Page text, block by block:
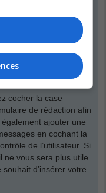
à mon message ?
vous devez
de contrôle de
cocher la case
de rédaction afin
ajouter une
en cochant la
de l’utilisateur. Si
ne vous sera plus utile
d’insérer votre